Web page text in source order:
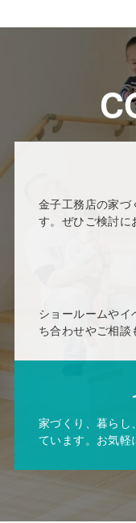
金子工務店の家づ
す。ぜひご検討に
ショールームや
ち合わせやご相談
家づくり、暮らし
ています。お気軽